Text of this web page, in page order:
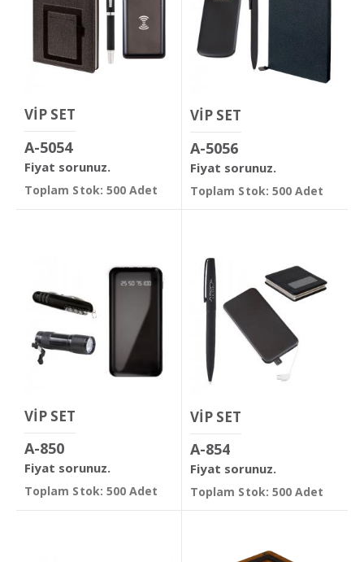
VİP SET
A-5054
Fiyat sorunuz.
Toplam Stok: 500 Adet
VİP SET
A-5056
Fiyat sorunuz.
Toplam Stok: 500 Adet
VİP SET
A-850
Fiyat sorunuz.
Toplam Stok: 500 Adet
VİP SET
A-854
Fiyat sorunuz.
Toplam Stok: 500 Adet